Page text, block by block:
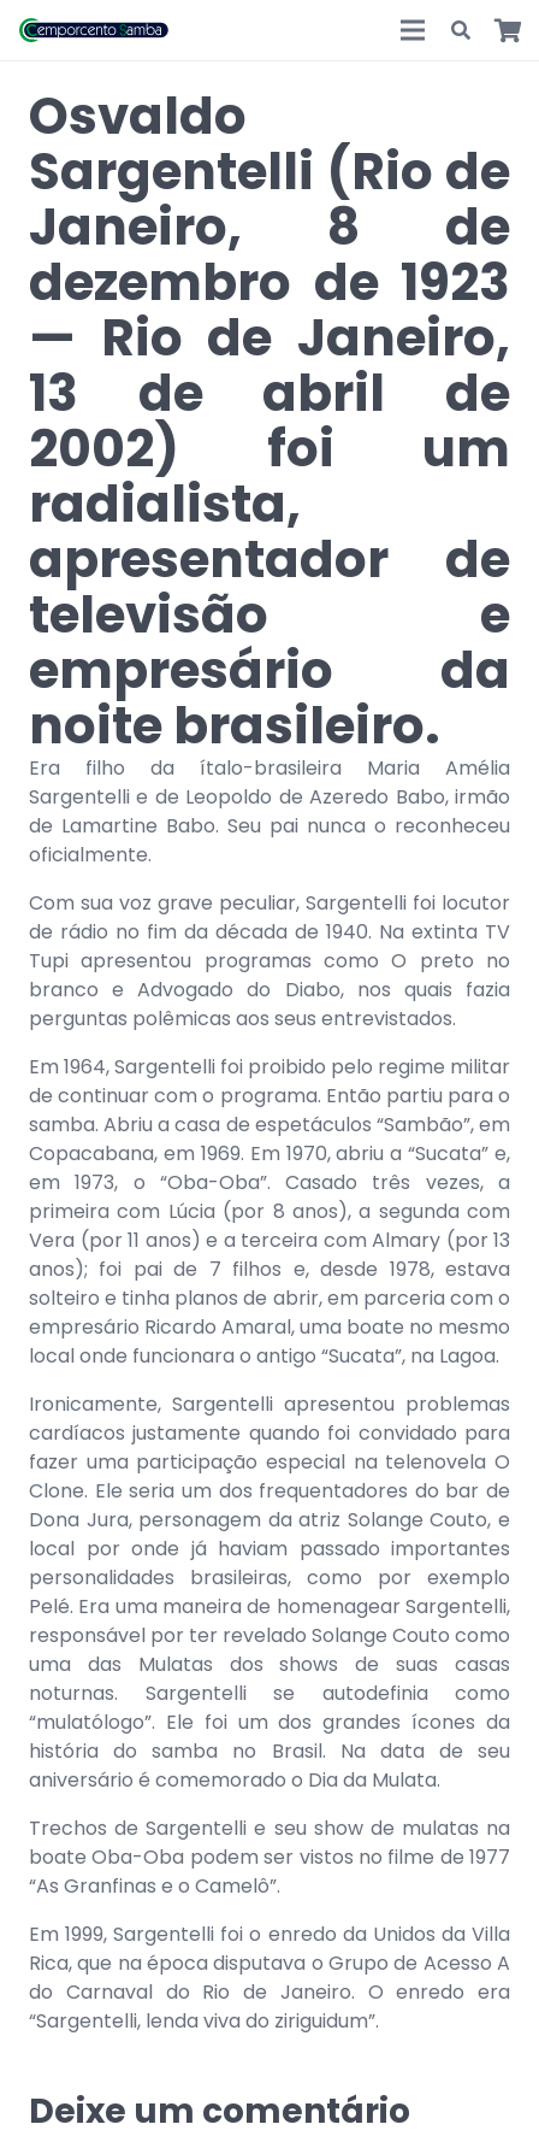
Osvaldo
Sargentelli (Rio de
Janeiro, 8 de
dezembro de 1923
— Rio de Janeiro,
13 de abril de
2002) foi um
radialista,
apresentador de
televisão e
empresário da
noite brasileiro.
Era filho da ítalo-brasileira Maria Amélia
Sargentelli e de Leopoldo de Azeredo Babo, irmão
de Lamartine Babo. Seu pai nunca o reconheceu
oficialmente.
Com sua voz grave peculiar, Sargentelli foi locutor
de rádio no fim da década de 1940. Na extinta TV
Tupi apresentou programas como O preto no
branco e Advogado do Diabo, nos quais fazia
perguntas polêmicas aos seus entrevistados.
Em 1964, Sargentelli foi proibido pelo regime militar
de continuar com o programa. Então partiu para o
samba. Abriu a casa de espetáculos “Sambão”, em
Copacabana, em 1969. Em 1970, abriu a “Sucata” e,
em 1973, o “Oba-Oba”. Casado três vezes, a
primeira com Lúcia (por 8 anos), a segunda com
Vera (por 11 anos) e a terceira com Almary (por 13
anos); foi pai de 7 filhos e, desde 1978, estava
solteiro e tinha planos de abrir, em parceria com o
empresário Ricardo Amaral, uma boate no mesmo
local onde funcionara o antigo “Sucata”, na Lagoa.
Ironicamente, Sargentelli apresentou problemas
cardíacos justamente quando foi convidado para
fazer uma participação especial na telenovela O
Clone. Ele seria um dos frequentadores do bar de
Dona Jura, personagem da atriz Solange Couto, e
local por onde já haviam passado importantes
personalidades brasileiras, como por exemplo
Pelé. Era uma maneira de homenagear Sargentelli,
responsável por ter revelado Solange Couto como
uma das Mulatas dos shows de suas casas
noturnas. Sargentelli se autodefinia como
“mulatólogo”. Ele foi um dos grandes ícones da
história do samba no Brasil. Na data de seu
aniversário é comemorado o Dia da Mulata.
Trechos de Sargentelli e seu show de mulatas na
boate Oba-Oba podem ser vistos no filme de 1977
“As Granfinas e o Camelô”.
Em 1999, Sargentelli foi o enredo da Unidos da Villa
Rica, que na época disputava o Grupo de Acesso A
do Carnaval do Rio de Janeiro. O enredo era
“Sargentelli, lenda viva do ziriguidum”.
Deixe um comentário